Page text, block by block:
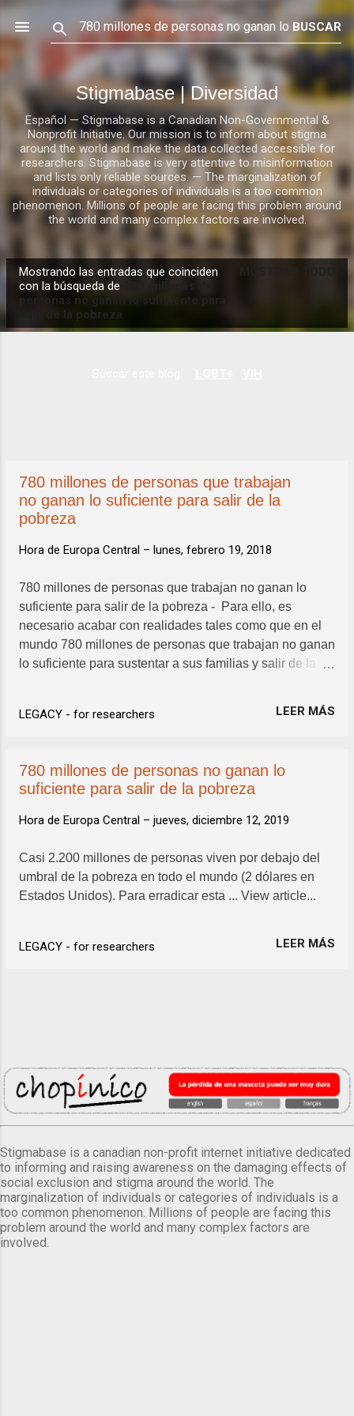
Ir al contenido principal
Stigmabase | Diversidad
Español — Stigmabase is a Canadian Non-Governmental &
Nonprofit Initiative. Our mission is to inform about stigma
around the world and make the data collected accessible for
researchers. Stigmabase is very attentive to misinformation
and lists only reliable sources. — The marginalization of
individuals or categories of individuals is a too common
phenomenon. Millions of people are facing this problem around
the world and many complex factors are involved.
t
Mostrando las entradas que coinciden
con la búsqueda de
personas no ganan lo suficiente para
salir de la pobreza
780 millones de personas que trabajan
no ganan lo suficiente para salir de la
pobreza
Hora de Europa Central – lunes, febrero 19, 2018
780 millones de personas que trabajan no ganan lo
suficiente para salir de la pobreza - Para ello, es
necesario acabar con realidades tales como que en el
mundo 780 millones de personas que trabajan no ganan
lo suficiente para sustentar a sus familias y salir de la
se analiza la ...
LEGACY - for researchers LEER MÁS
780 millones de personas no ganan lo
suficiente para salir de la pobreza
Hora de Europa Central – jueves, diciembre 12, 2019
Casi 2.200 millones de personas viven por debajo del
umbral de la pobreza en todo el mundo (2 dólares en
Estados Unidos). Para erradicar esta ... View article...
LEGACY - for researchers LEER MÁS
Stigmabase is a canadian non-profit internet initiative dedicated
to informing and raising awareness on the damaging effects of
social exclusion and stigma around the world. The
marginalization of individuals or categories of individuals is a
too common phenomenon. Millions of people are facing this
problem around the world and many complex factors are
involved.